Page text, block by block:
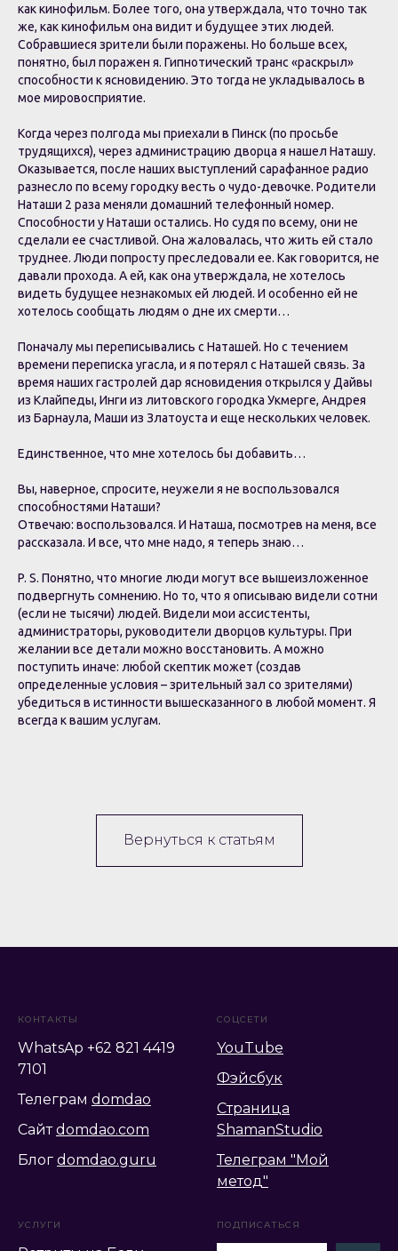
как кинофильм. Более того, она утверждала, что точно так
же, как кинофильм она видит и будущее этих людей.
Собравшиеся зрители были поражены. Но больше всех,
понятно, был поражен я. Гипнотический транс «раскрыл»
способности к ясновидению. Это тогда не укладывалось в
мое мировосприятие.
Когда через полгода мы приехали в Пинск (по просьбе
трудящихся), через администрацию дворца я нашел Наташу.
Оказывается, после наших выступлений сарафанное радио
разнесло по всему городку весть о чудо-девочке. Родители
Наташи 2 раза меняли домашний телефонный номер.
Способности у Наташи остались. Но судя по всему, они не
сделали ее счастливой. Она жаловалась, что жить ей стало
труднее. Люди попросту преследовали ее. Как говорится, не
давали прохода. А ей, как она утверждала, не хотелось
видеть будущее незнакомых ей людей. И особенно ей не
хотелось сообщать людям о дне их смерти…
Поначалу мы переписывались с Наташей. Но с течением
времени переписка угасла, и я потерял с Наташей связь. За
время наших гастролей дар ясновидения открылся у Дайвы
из Клайпеды, Инги из литовского городка Укмерге, Андрея
из Барнаула, Маши из Златоуста и еще нескольких человек.
Единственное, что мне хотелось бы добавить…
Вы, наверное, спросите, неужели я не воспользовался
способностями Наташи?
Отвечаю: воспользовался. И Наташа, посмотрев на меня, все
рассказала. И все, что мне надо, я теперь знаю…
P. S. Понятно, что многие люди могут все вышеизложенное
подвергнуть сомнению. Но то, что я описываю видели сотни
(если не тысячи) людей. Видели мои ассистенты,
администраторы, руководители дворцов культуры. При
желании все детали можно восстановить. А можно
поступить иначе: любой скептик может (создав
определенные условия – зрительный зал со зрителями)
убедиться в истинности вышесказанного в любой момент. Я
всегда к вашим услугам.
Вернуться к статьям
КОНТАКТЫ
WhatsAp +62 821 4419
7101
Телеграм domdao
Сайтdomdao.com
Блог domdao.guru
СОЦСЕТИ
YouTube
Фэйсбук
Страница
ShamanStudio
Телеграм "Мой
метод"
УСЛУГИ ПОДПИСАТЬСЯ